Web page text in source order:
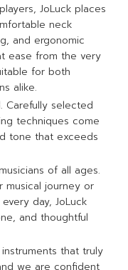
JoLuck places
neck
and ergonomic
ease from the very
for both
alike.
Carefully selected
techniques come
tone that exceeds
of all ages.
musical journey or
day, JoLuck
and thoughtful
that truly
we are confident